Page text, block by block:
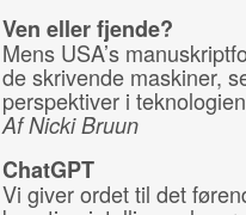
Ven eller fjende?
Mens USA’s
de skrivende maskiner,
perspektiver i
Af Nicki Bruun
ChatGPT
Vi giver ordet til det